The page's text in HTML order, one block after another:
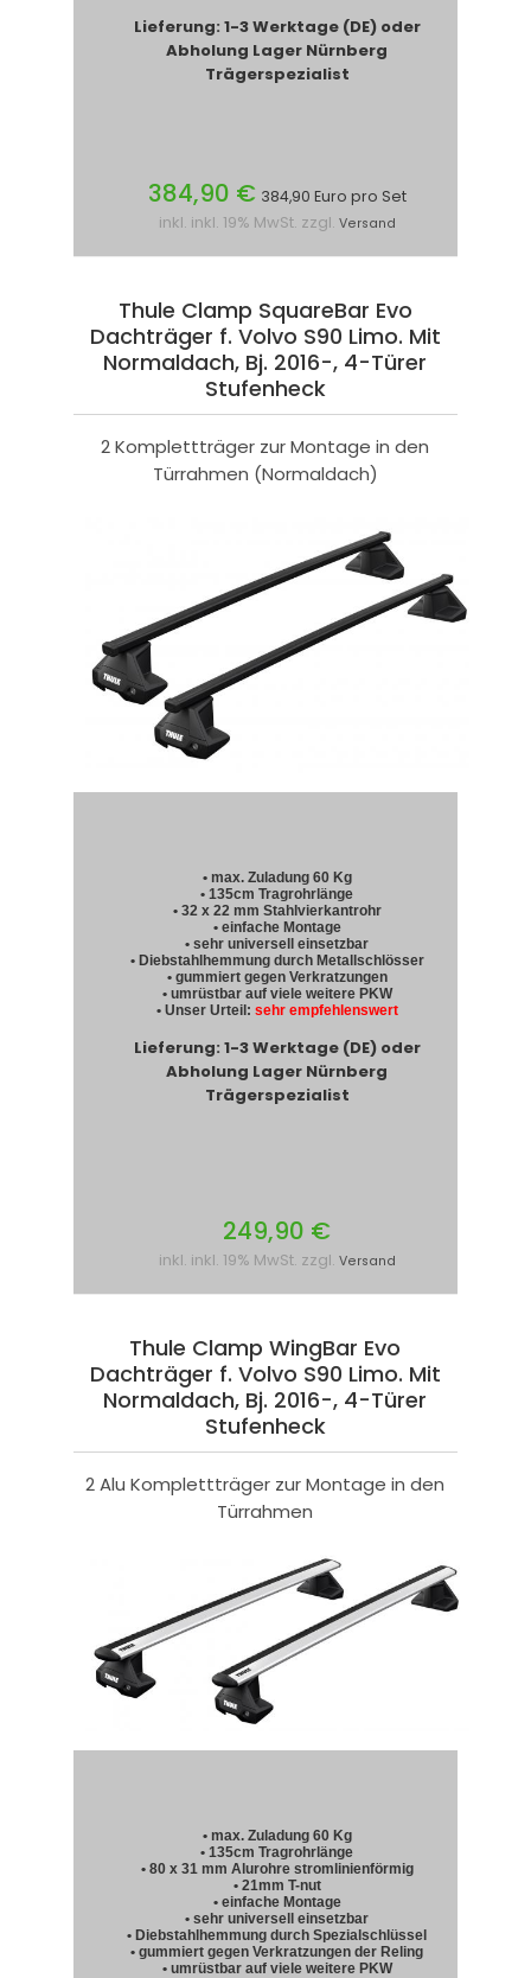
Lieferung: 1-3 Werktage (DE) oder
Abholung Lager Nürnberg
Trägerspezialist
384,90 € 384,90 Euro pro Set
inkl. inkl. 19% MwSt. zzgl. Versand
Thule Clamp SquareBar Evo
Dachträger f. Volvo S90 Limo. Mit
Normaldach, Bj. 2016-, 4-Türer
Stufenheck
2 Komplettträger zur Montage in den
Türrahmen (Normaldach)
• max. Zuladung 60 Kg
• 135cm Tragrohrlänge
• 32 x 22 mm Stahlvierkantrohr
• einfache Montage
• sehr universell einsetzbar
• Diebstahlhemmung durch Metallschlösser
• gummiert gegen Verkratzungen
• umrüstbar auf viele weitere PKW
• Unser Urteil: sehr empfehlenswert
Lieferung: 1-3 Werktage (DE) oder
Abholung Lager Nürnberg
Trägerspezialist
249,90 €
inkl. inkl. 19% MwSt. zzgl. Versand
Thule Clamp WingBar Evo
Dachträger f. Volvo S90 Limo. Mit
Normaldach, Bj. 2016-, 4-Türer
Stufenheck
2 Alu Komplettträger zur Montage in den
Türrahmen
• max. Zuladung 60 Kg
• 135cm Tragrohrlänge
• 80 x 31 mm Alurohre stromlinienförmig
• 21mm T-nut
• einfache Montage
• sehr universell einsetzbar
• Diebstahlhemmung durch Spezialschlüssel
• gummiert gegen Verkratzungen der Reling
• umrüstbar auf viele weitere PKW